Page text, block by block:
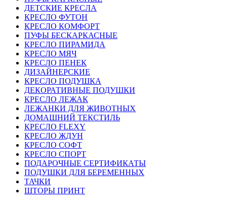
ДЕТСКИЕ КРЕСЛА
КРЕСЛО ФУТОН
КРЕСЛО КОМФОРТ
ПУФЫ БЕСКАРКАСНЫЕ
КРЕСЛО ПИРАМИДА
КРЕСЛО МЯЧ
КРЕСЛО ПЕНЕК
ДИЗАЙНЕРСКИЕ
КРЕСЛО ПОДУШКА
ДЕКОРАТИВНЫЕ ПОДУШКИ
КРЕСЛО ЛЕЖАК
ЛЕЖАНКИ ДЛЯ ЖИВОТНЫХ
ДОМАШНИЙ ТЕКСТИЛЬ
КРЕСЛО FLEXY
КРЕСЛО ЖДУН
КРЕСЛО СОФТ
КРЕСЛО СПОРТ
ПОДАРОЧНЫЕ СЕРТИФИКАТЫ
ПОДУШКИ ДЛЯ БЕРЕМЕННЫХ
ТАЧКИ
ШТОРЫ ПРИНТ